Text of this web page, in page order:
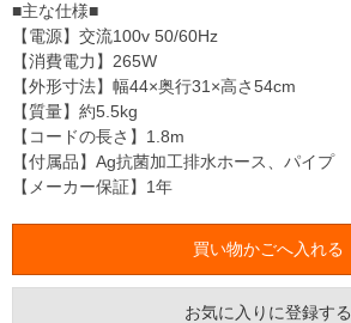
■主な仕様■
【電源】交流100v 50/60Hz
【消費電力】265W
【外形寸法】幅44×奥行31×高さ54cm
【質量】約5.5kg
【コードの長さ】1.8m
【付属品】Ag抗菌加工排水ホース、パイプ
【メーカー保証】1年
お気に入りに登録する